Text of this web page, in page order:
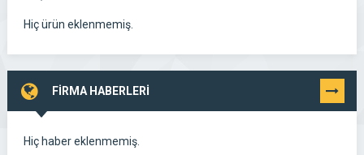
Hiç ürün eklenmemiş.
FİRMA HABERLERİ TÜMÜNÜ
GÖR
Hiç haber eklenmemiş.